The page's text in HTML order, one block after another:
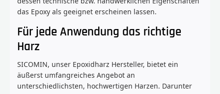
das Epoxy als geeignet erscheinen lassen.
Für jede Anwendung das richtige
Harz
SICOMIN, unser Epoxidharz Hersteller, bietet ein
äußerst umfangreiches Angebot an
unterschiedlichsten, hochwertigen Harzen. Darunter